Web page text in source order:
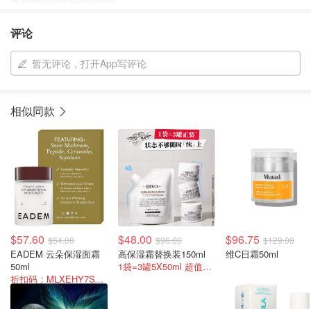
评论
暂无评论，打开App写评论
相似同款
$57.60 $64.00
EADEM 云朵保湿面霜
50ml
折扣码：MLXEHY7SVFBW
$48.00 $96.00
高保湿霜替换装150ml
1袋=3罐5X50ml 超值换购
$96.75 $129.00
维C日霜50ml